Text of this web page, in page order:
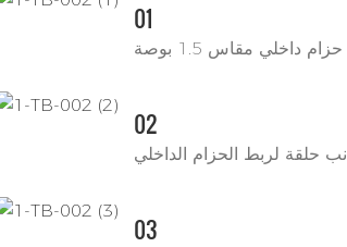
01
02
حلقة لربط الحزام الداخلي
03